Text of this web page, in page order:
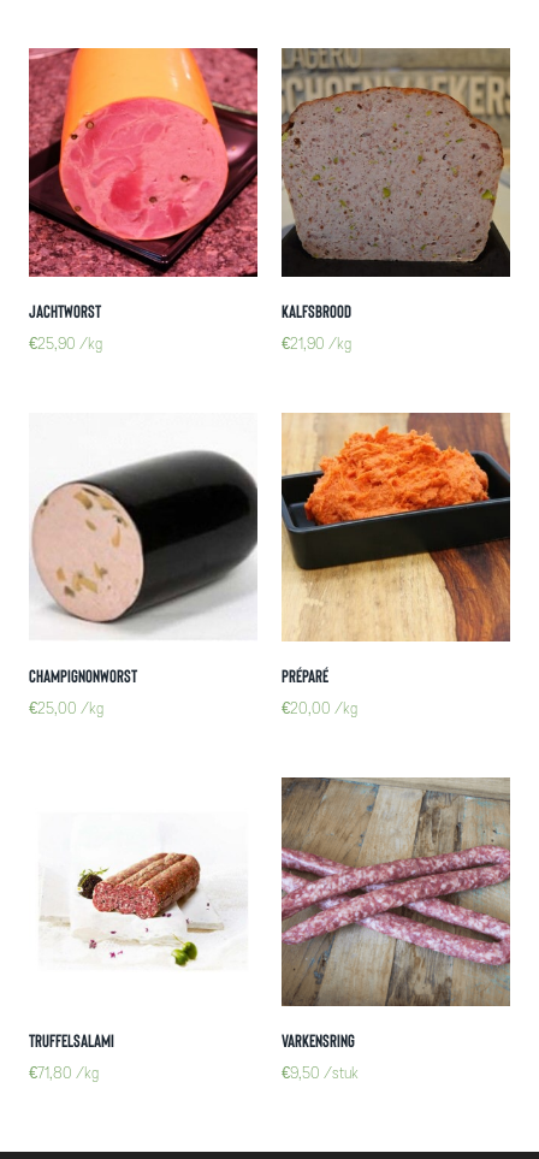
Jachtworst
€25,90 /kg
Kalfsbrood
€21,90 /kg
Champignonworst
€25,00 /kg
Préparé
€20,00 /kg
Truffelsalami
€71,80 /kg
Varkensring
€9,50 /stuk